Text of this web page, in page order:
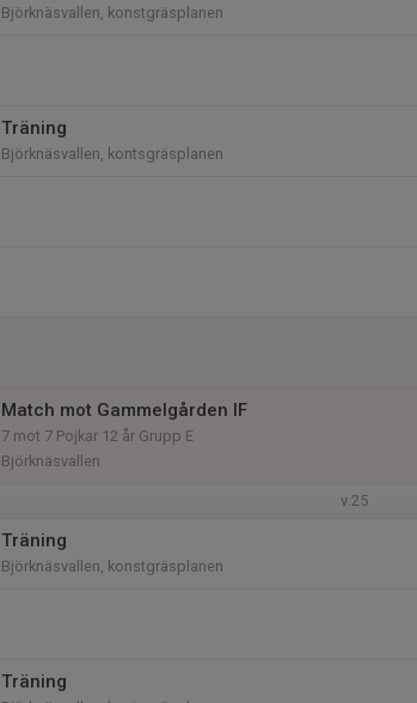
Björknäsvallen, konstgräsplanen
Träning
Björknäsvallen, kontsgräsplanen
Match mot Gammelgården IF
7 mot 7 Pojkar 12 år Grupp E
Björknäsvallen
v.25
Träning
Björknäsvallen, konstgräsplanen
Träning